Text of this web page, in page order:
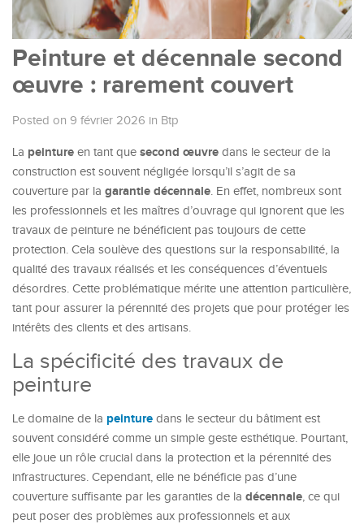
Peinture et décennale second
œuvre : rarement couvert
Posted on 9 février 2026 in Btp
La peinture en tant que second œuvre dans le secteur de la
construction est souvent négligée lorsqu’il s’agit de sa
couverture par la garantie décennale. En effet, nombreux sont
les professionnels et les maîtres d’ouvrage qui ignorent que les
travaux de peinture ne bénéficient pas toujours de cette
protection. Cela soulève des questions sur la responsabilité, la
qualité des travaux réalisés et les conséquences d’éventuels
désordres. Cette problématique mérite une attention particulière,
tant pour assurer la pérennité des projets que pour protéger les
intérêts des clients et des artisans.
La spécificité des travaux de
peinture
Le domaine de la peinture dans le secteur du bâtiment est
souvent considéré comme un simple geste esthétique. Pourtant,
elle joue un rôle crucial dans la protection et la pérennité des
infrastructures. Cependant, elle ne bénéficie pas d’une
couverture suffisante par les garanties de la décennale, ce qui
peut poser des problèmes aux professionnels et aux